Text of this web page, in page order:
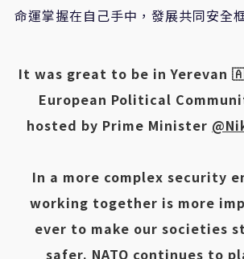
命運掌握在自己手中，發展共同安全
It was great to be in Yerevan
European Political
hosted by Prime Minister
In a more complex security
working together is more
ever to make our societies
safer. NATO continues to